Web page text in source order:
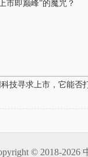
技寻求上市，它能否
© 2018-2026